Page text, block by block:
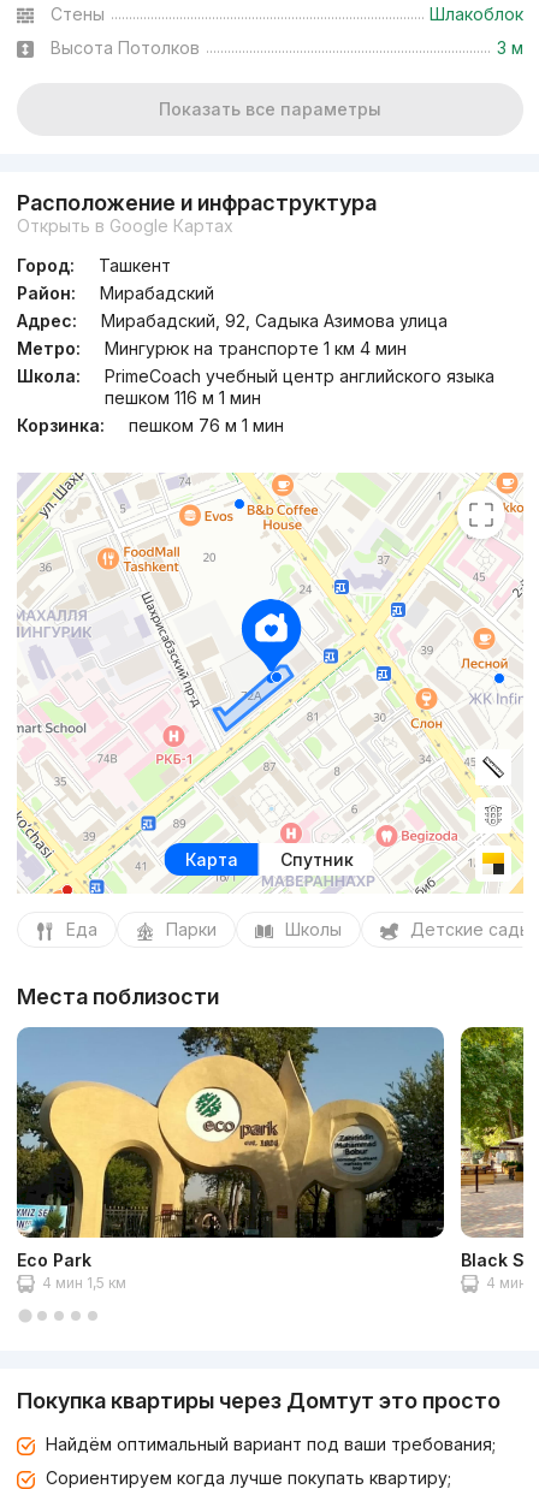
Стены
Шлакоблок
Высота Потолков
3 м
Показать все параметры
Расположение и инфраструктура
Открыть в Google Картах
Город:
Ташкент
Район:
Мирабадский
Адрес:
Мирабадский, 92, Садыка Азимова улица
Метро:
Мингурюк на транспорте 1 км 4 мин
Школа:
PrimeCoach учебный центр английского языка
пешком 116 м 1 мин
Корзинка:
пешком 76 м 1 мин
Карта Спутник
Еда Парки Школы Детские сады
Места поблизости
Eco Park
4 мин 1,5 км
Black
4 мин
Покупка квартиры через Домтут это просто
Найдём оптимальный вариант под ваши требования;
Сориентируем когда лучше покупать квартиру;